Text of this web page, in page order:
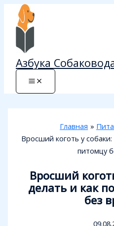
Перейти
содержимому
Азбука
Главная
Вросший коготь у
питомцу
Вросший
делать и как
без